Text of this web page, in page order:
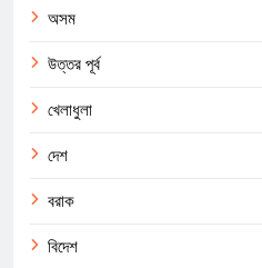
অসম
উত্তর পূর্ব
খেলাধুলা
দেশ
বরাক
বিদেশ